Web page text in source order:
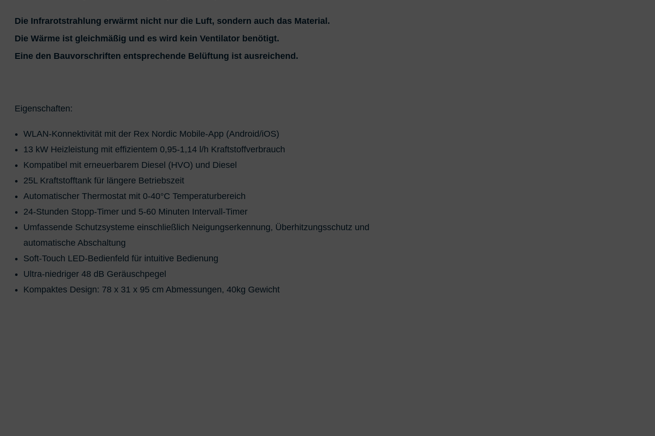
Die Infrarotstrahlung erwärmt nicht nur die Luft, sondern auch das Material.
Die Wärme ist gleichmäßig und es wird kein Ventilator benötigt.
Eine den Bauvorschriften entsprechende Belüftung ist ausreichend.
Eigenschaften:
WLAN-Konnektivität mit der Rex Nordic Mobile-App (Android/iOS)
13 kW Heizleistung mit effizientem 0,95-1,14 l/h Kraftstoffverbrauch
Kompatibel mit erneuerbarem Diesel (HVO) und Diesel
25L Kraftstofftank für längere Betriebszeit
Automatischer Thermostat mit 0-40°C Temperaturbereich
24-Stunden Stopp-Timer und 5-60 Minuten Intervall-Timer
Umfassende Schutzsysteme einschließlich Neigungserkennung, Überhitzungsschutz und
automatische Abschaltung
Soft-Touch LED-Bedienfeld für intuitive Bedienung
Ultra-niedriger 48 dB Geräuschpegel
Kompaktes Design: 78 x 31 x 95 cm Abmessungen, 40kg Gewicht
Endgeräteeigenschaften zur Identifikation aktiv abfragen